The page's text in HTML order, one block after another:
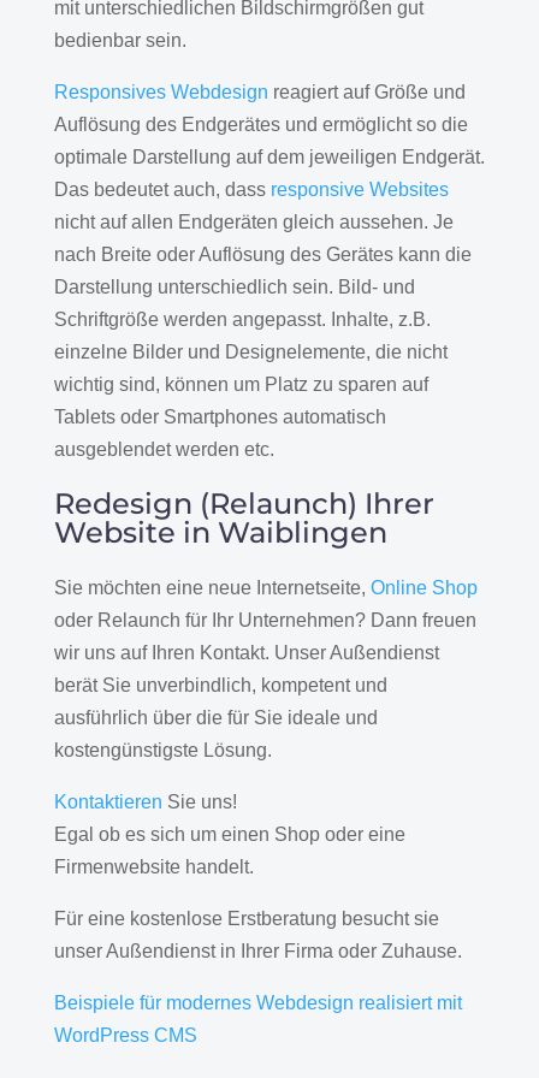
mit unterschiedlichen Bildschirmgrößen gut
bedienbar sein.
Responsives Webdesign reagiert auf Größe und
Auflösung des Endgerätes und ermöglicht so die
optimale Darstellung auf dem jeweiligen Endgerät.
Das bedeutet auch, dass responsive Websites
nicht auf allen Endgeräten gleich aussehen. Je
nach Breite oder Auflösung des Gerätes kann die
Darstellung unterschiedlich sein. Bild- und
Schriftgröße werden angepasst. Inhalte, z.B.
einzelne Bilder und Designelemente, die nicht
wichtig sind, können um Platz zu sparen auf
Tablets oder Smartphones automatisch
ausgeblendet werden etc.
Redesign (Relaunch) Ihrer
Website in Waiblingen
Sie möchten eine neue Internetseite, Online Shop
oder Relaunch für Ihr Unternehmen? Dann freuen
wir uns auf Ihren Kontakt. Unser Außendienst
berät Sie unverbindlich, kompetent und
ausführlich über die für Sie ideale und
kostengünstigste Lösung.
Kontaktieren Sie uns!
Egal ob es sich um einen Shop oder eine
Firmenwebsite handelt.
Für eine kostenlose Erstberatung besucht sie
unser Außendienst in Ihrer Firma oder Zuhause.
Beispiele für modernes Webdesign realisiert mit
WordPress CMS